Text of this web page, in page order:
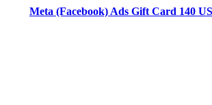
Meta (Facebook) Ads Gift Card 140